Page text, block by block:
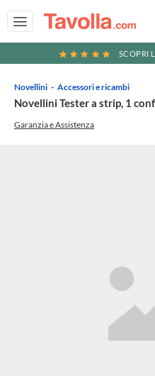
SCOPRI
Novellini Accessori e ricambi
Novellini Tester a strip, 1
Garanzia e Assistenza